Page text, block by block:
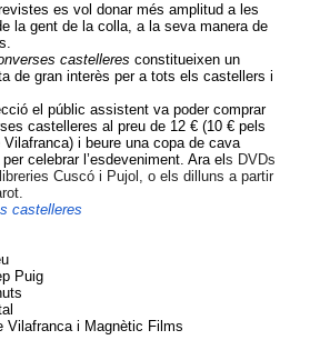
es vol donar més amplitud a les
la gent de la colla, a la seva manera de
castelleres constitueixen un
de gran interès per a tots els castellers i
el públic assistent va poder comprar
castelleres al preu de 12 € (10 € pels
i beure una copa de cava
celebrar l’esdeveniment. Ara el s DVDs
Cuscó i Pujol, o els dilluns a partir
castelleres
Puig
Vilafranca i Magnètic Films